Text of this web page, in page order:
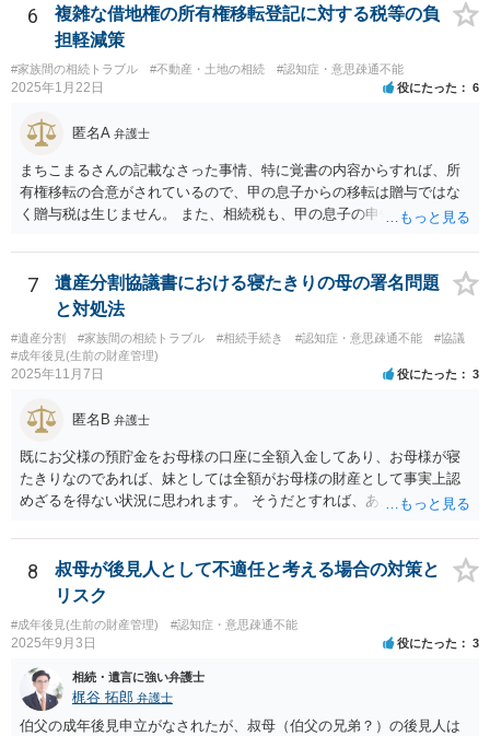
してくれたのか ということが問題となる可能性はあります。 祖父が認
知症という診断を受ければ 贈与時に判断能力がなかったから無効だと
主張してくる可能性はあります。 それが通るかは、医師の診断時期と
診断内容によります。
6
複雑な借地権の所有権移転登記に対する税等の負
担軽減策
#家族間の相続トラブル #不動産・土地の相続 #認知症・意思疎通不能
2025年1月22日 役にたった 6
匿名A 弁護士
まちこまるさんの記載なさった事情、特に覚書の内容からすれば、所
有権移転の合意がされているので、甲の息子からの移転は贈与ではな
く贈与税は生じません。 また、相続税も、甲の息子の申告の内容の問
で、支払う義務はないということになります。 所有権移転登記を求め
て裁判を起こすというのが本筋でしょう。 弁護士に依頼してくださ
7
遺産分割協議書における寝たきりの母の署名問題
と対処法
#遺産分割 #家族間の相続トラブル #相続手続き #認知症・意思疎通不能
#協議
#成年後見(生前の財産管理)
2025年11月7日 役にたった 3
匿名B 弁護士
既にお父様の預貯金をお母様の口座に全額入金してあり、お母様が寝
たきりなのであれば、妹としては全額がお母様の財産として事実上認
めざるを得ない状況に思われます。 そうだとすれば、あえて遺産分割
す。 また、遺産分割協議書を作成しても特にメリットがない妹の協力
が期待できるのかも不明です。 お母様の相続が開始するまで、ご質問
主としては行動を起こす必要がないように思えますが、いかがでしょ
うか。
8
叔母が後見人として不適任と考える場合の対策と
リスク
#成年後見(生前の財産管理) #認知症・意思疎通不能
2025年9月3日 役にたった 3
相続・遺言に強い弁護士
梶谷 拓郎 弁護士
伯父の成年後見申立がなされたが、叔母（伯父の兄弟？）の後見人は